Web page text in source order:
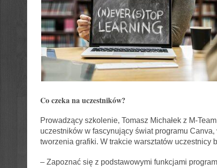
Co czeka na uczestników?
Prowadzący szkolenie, Tomasz Michałek z M-
uczestników w fascynujący świat programu
tworzenia grafiki. W trakcie warsztatów uczestnicy
– Zapoznać się z podstawowymi funkcjami